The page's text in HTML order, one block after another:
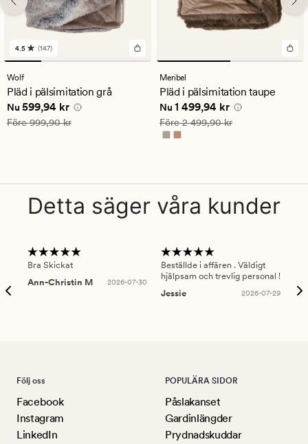
147
omdömen
med
ett
genomsnittligt
betyg
på
4.5
4.5 (147)
Wolf
Pläd i pälsimitation grå
Nuvarande pris
Nu 599,94 kr
Ordinarie pris 999,90 kr
Före999,90 kr
Meribel
Pläd i pälsimitation taupe
Nuvarande pris 1 499,94 kr
Nu 1 499,94 kr
Ordinarie pris 2 499,90 kr
Före2 499,90 kr
Detta säger våra kunder
Bra Skickat
Ann-Christin M
2026-07-30
Beställde i affären . Väldigt
hjälpsam och trevlig personal !
Jessie
2026-07-29
Följ oss
Facebook
Instagram
LinkedIn
POPULÄRA SIDOR
Påslakanset
Gardinlängder
Prydnadskuddar